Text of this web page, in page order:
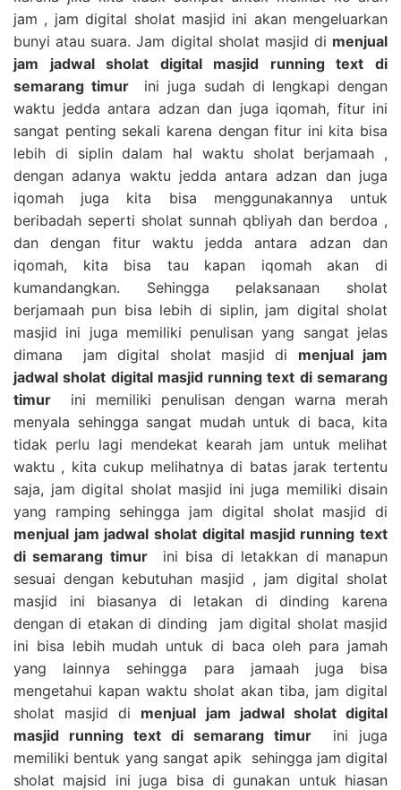
jam , jam digital sholat masjid ini akan mengeluarkan
bunyi atau suara. Jam digital sholat masjid di menjual
jam jadwal sholat digital masjid running text di
semarang timurini juga sudah di lengkapi dengan
waktu jedda antara adzan dan juga iqomah, fitur ini
sangat penting sekali karena dengan fitur ini kita bisa
lebih di siplin dalam hal waktu sholat berjamaah ,
dengan adanya waktu jedda antara adzan dan juga
iqomah juga kita bisa menggunakannya untuk
beribadah seperti sholat sunnah qbliyah dan berdoa ,
dan dengan fitur waktu jedda antara adzan dan
iqomah, kita bisa tau kapan iqomah akan di
kumandangkan. Sehingga pelaksanaan sholat
berjamaah pun bisa lebih di siplin, jam digital sholat
masjid ini juga memiliki penulisan yang sangat jelas
dimana jam digital sholat masjid di menjual jam
jadwal sholat digital masjid running text di semarang
timur ini memiliki penulisan dengan warna merah
menyala sehingga sangat mudah untuk di baca, kita
tidak perlu lagi mendekat kearah jam untuk melihat
waktu , kita cukup melihatnya di batas jarak tertentu
saja, jam digital sholat masjid ini juga memiliki disain
yang ramping sehingga jam digital sholat masjid di
menjual jam jadwal sholat digital masjid running text
di semarang timurini bisa di letakkan di manapun
sesuai dengan kebutuhan masjid , jam digital sholat
masjid ini biasanya di letakan di dinding karena
dengan di etakan di dinding jam digital sholat masjid
ini bisa lebih mudah untuk di baca oleh para jamah
yang lainnya sehingga para jamaah juga bisa
mengetahui kapan waktu sholat akan tiba, jam digital
sholat masjid di menjual jam jadwal sholat digital
masjid running text di semarang timur ini juga
memiliki bentuk yang sangat apik sehingga jam digital
sholat majsid ini juga bisa di gunakan untuk hiasan